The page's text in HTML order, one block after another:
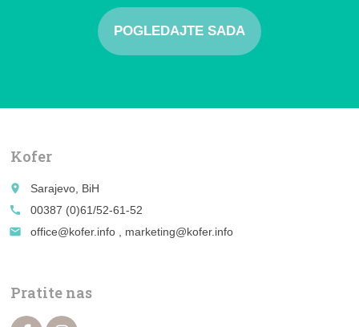
POGLEDAJTE SADA
Kofer
place
Sarajevo, BiH
call
00387 (0)61/52-61-52
email
office@kofer.info , marketing@kofer.info
Pratite nas